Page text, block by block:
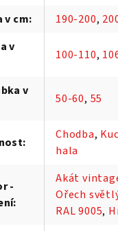
v cm: 190-200,
v
100-110,
v
50-60, 55
:
Chodba,
hala
-
:
Akát
Ořech
RAL 9005,